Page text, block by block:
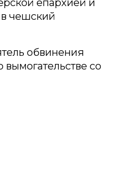
епархией и
чешский
обвинения
вымогательстве со